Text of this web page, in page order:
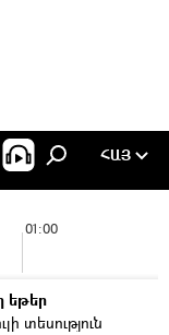
ՀԱՅ
01:00
եթեր
տեսություն